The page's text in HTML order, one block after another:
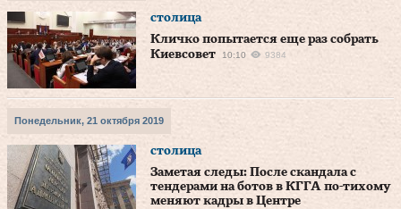
столица
Кличко попытается еще раз собрать
Киевсовет
10:10 9384
Понедельник, 21 октября 2019
столица
Заметая следы: После скандала с
тендерами на ботов в КГГА по-тихому
меняют кадры в Центре